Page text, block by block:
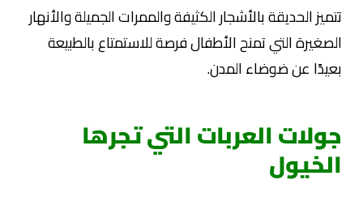
تتميز الحديقة بالأشجار الكثيفة والممرات الجميلة والأنهار
الصغيرة التي تمنح الأطفال فرصة للاستمتاع بالطبيعة
بعيدًا عن ضوضاء المدن.
جولات العربات التي تجرها
الخيول